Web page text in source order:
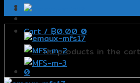
Cart /฿0.00 0
No products in the
0